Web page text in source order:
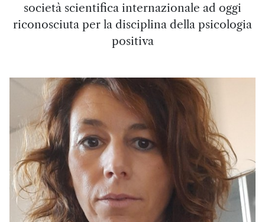
società scientifica internazionale ad oggi
riconosciuta per la disciplina della psicologia
positiva